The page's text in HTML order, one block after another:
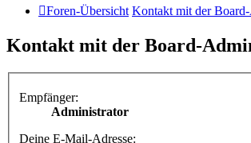
Foren-Übersicht Kontakt mit der
Kontakt mit der Board-
Empfänger:
Administrator
Deine E-Mail-Adresse: